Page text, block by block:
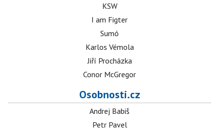
KSW
I am Figter
Sumó
Karlos Vémola
Jiří Procházka
Conor McGregor
Osobnosti.cz
Andrej Babiš
Petr Pavel